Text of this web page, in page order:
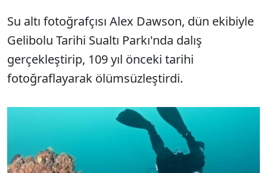
Su altı fotoğrafçısı Alex Dawson, dün ekibiyle
Gelibolu Tarihi Sualtı Parkı'nda dalış
gerçekleştirip, 109 yıl önceki tarihi
fotoğraflayarak ölümsüzleştirdi.